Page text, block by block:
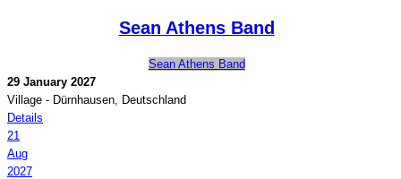
Sean Athens Band
Sean Athens Band
29 January 2027
Village - Dürnhausen, Deutschland
Details
21
Aug
2027